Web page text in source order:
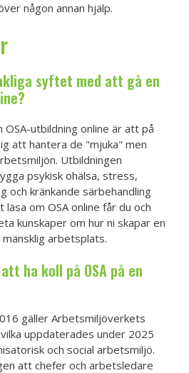
någon annan hjälp.
syftet med att gå en
utbildning online är att på
att hantera de "mjuka" men
Utbildningen
psykisk ohälsa, stress,
och kränkande särbehandling
om OSA online får du och
kunskaper om hur ni skapar en
arbetsplats.
ha koll på OSA på en
gäller Arbetsmiljöverkets
uppdaterades under 2025
och social arbetsmiljö.
att chefer och arbetsledare